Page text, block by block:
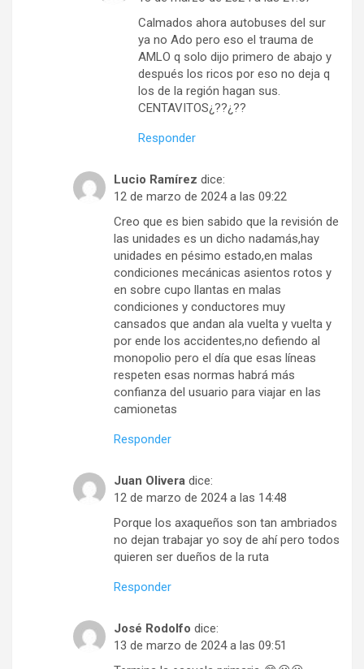
Calmados ahora autobuses del sur
ya no Ado pero eso el trauma de
AMLO q solo dijo primero de abajo y
después los ricos por eso no deja q
los de la región hagan sus.
CENTAVITOS¿??¿??
Responder
Lucio Ramírez dice:
12 de marzo de 2024 a las 09:22
Creo que es bien sabido que la revisión de
las unidades es un dicho nadamás,hay
unidades en pésimo estado,en malas
condiciones mecánicas asientos rotos y
en sobre cupo llantas en malas
condiciones y conductores muy
cansados que andan ala vuelta y vuelta y
por ende los accidentes,no defiendo al
monopolio pero el día que esas líneas
respeten esas normas habrá más
confianza del usuario para viajar en las
camionetas
Responder
Juan Olivera dice:
12 de marzo de 2024 a las 14:48
Porque los axaqueños son tan ambriados
no dejan trabajar yo soy de ahí pero todos
quieren ser dueños de la ruta
Responder
José Rodolfo dice:
13 de marzo de 2024 a las 09:51